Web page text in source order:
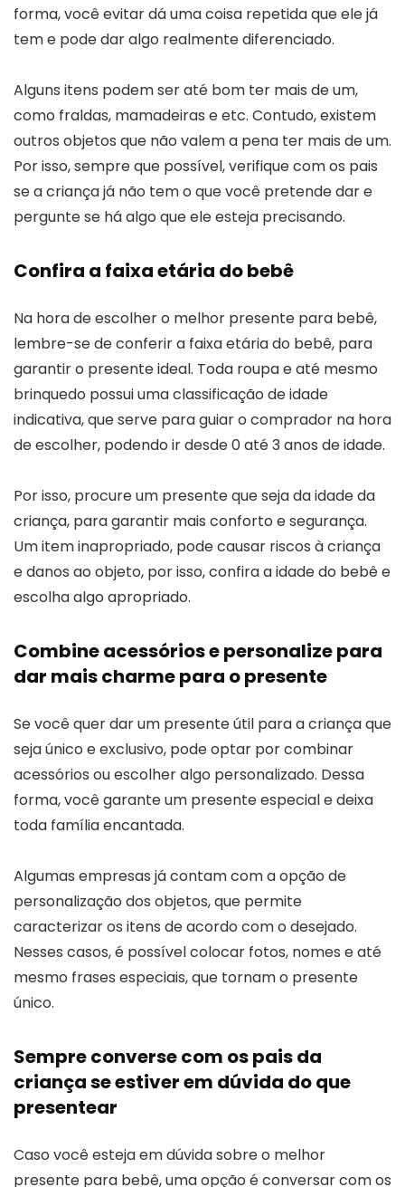
forma, você evitar dá uma coisa repetida que ele já
tem e pode dar algo realmente diferenciado.
Alguns itens podem ser até bom ter mais de um,
como fraldas, mamadeiras e etc. Contudo, existem
outros objetos que não valem a pena ter mais de um.
Por isso, sempre que possível, verifique com os pais
se a criança já não tem o que você pretende dar e
pergunte se há algo que ele esteja precisando.
Confira a faixa etária do bebê
Na hora de escolher o melhor presente para bebê,
lembre-se de conferir a faixa etária do bebê, para
garantir o presente ideal. Toda roupa e até mesmo
brinquedo possui uma classificação de idade
indicativa, que serve para guiar o comprador na hora
de escolher, podendo ir desde 0 até 3 anos de idade.
Por isso, procure um presente que seja da idade da
criança, para garantir mais conforto e segurança.
Um item inapropriado, pode causar riscos à criança
e danos ao objeto, por isso, confira a idade do bebê e
escolha algo apropriado.
Combine acessórios e personalize para
dar mais charme para o presente
Se você quer dar um presente útil para a criança que
seja único e exclusivo, pode optar por combinar
acessórios ou escolher algo personalizado. Dessa
forma, você garante um presente especial e deixa
toda família encantada.
Algumas empresas já contam com a opção de
personalização dos objetos, que permite
caracterizar os itens de acordo com o desejado.
Nesses casos, é possível colocar fotos, nomes e até
mesmo frases especiais, que tornam o presente
único.
Sempre converse com os pais da
criança se estiver em dúvida do que
presentear
Caso você esteja em dúvida sobre o melhor
presente para bebê, uma opção é conversar com os